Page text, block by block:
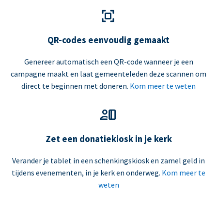
QR-codes eenvoudig gemaakt
Genereer automatisch een QR-code wanneer je een
campagne maakt en laat gemeenteleden deze scannen om
direct te beginnen met doneren. Kom meer te weten
Zet een donatiekiosk in je kerk
Verander je tablet in een schenkingskiosk en zamel geld in
tijdens evenementen, in je kerk en onderweg. Kom meer te
weten